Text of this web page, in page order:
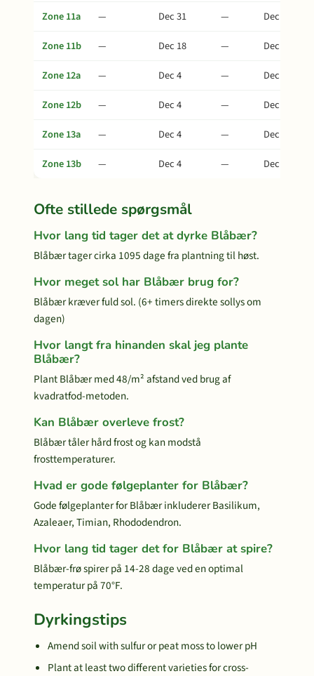
Zone 11a — Dec 31 —
Dec 31
Zone 11b
— Dec 18 —
Dec 18
Zone 12a
— Dec 4 —
Dec 4
Zone 12b
— Dec 4 —
Dec 4
Zone 13a
— Dec 4 —
Dec 4
Zone 13b
— Dec 4 — Dec 4
Ofte stillede spørgsmål
Hvor lang tid tager det at dyrke Blåbær?
Blåbær tager cirka 1095 dage fra plantning til høst.
Hvor meget sol har Blåbær brug for?
Blåbær kræver fuld sol. (6+ timers direkte sollys om
dagen)
Hvor langt fra hinanden skal jeg plante
Blåbær?
Plant Blåbær med 48/m² afstand ved brug af
kvadratfod-metoden.
Kan Blåbær overleve frost?
Blåbær tåler hård frost og kan modstå
frosttemperaturer.
Hvad er gode følgeplanter for Blåbær?
Gode følgeplanter for Blåbær inkluderer Basilikum,
Azaleaer, Timian, Rhododendron.
Hvor lang tid tager det for Blåbær at spire?
Blåbær-frø spirer på 14-28 dage ved en optimal
temperatur på 70°F.
Dyrkingstips
Amend soil with sulfur or peat moss to lower pH
Plant at least two different varieties for cross-